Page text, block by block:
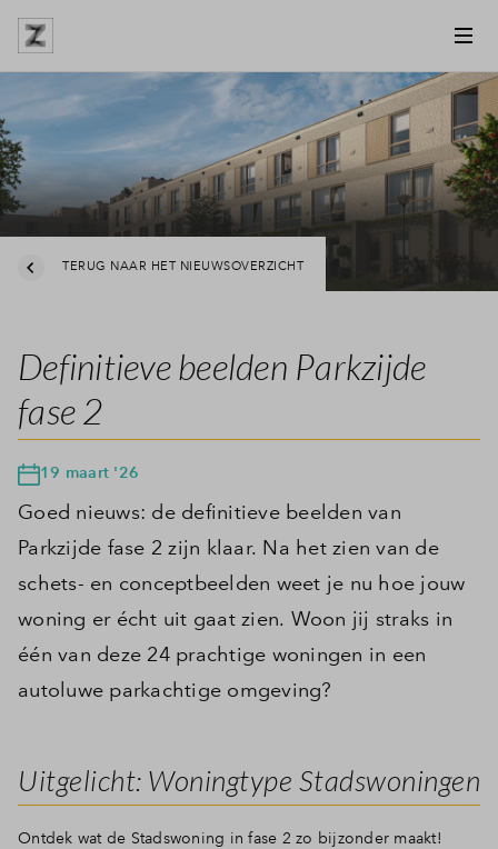
TERUG NAAR HET NIEUWSOVERZICHT
Definitieve beelden Parkzijde
fase 2
19 maart '26
Goed nieuws: de definitieve beelden van
Parkzijde fase 2 zijn klaar. Na het zien van de
schets- en conceptbeelden weet je nu hoe jouw
woning er écht uit gaat zien. Woon jij straks in
één van deze 24 prachtige woningen in een
autoluwe parkachtige omgeving?
Uitgelicht: Woningtype Stadswoningen
Ontdek wat de Stadswoning in fase 2 zo bijzonder maakt!